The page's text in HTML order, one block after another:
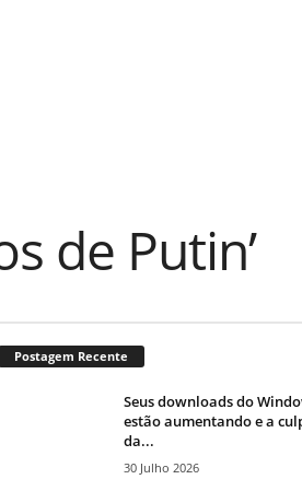
de Putin’
Postagem Recente
Seus downloads do
estão aumentando e a
da...
30 Julho 2026